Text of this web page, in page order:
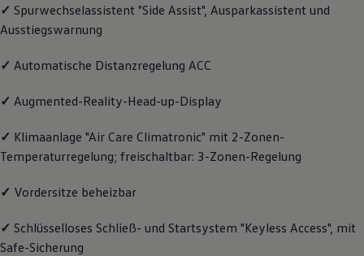
Updates für Software, Karten und Radio
Über Ihr Auto
Vorgängermodelle
Volkswagen Kundenbetreuung
Assistenzsysteme
Live Beratung
Magazin
Lifestyle
Familie
Elektromobilität
Pannen- und Unfallhilfe
Volkswagen Kundenbetreuung
✓ Spurwechselassistent "Side Assist", Ausparkassistent und
Ausstiegswarnung
✓ Automatische Distanzregelung ACC
✓ Augmented-Reality-Head-up-Display
✓ Klimaanlage "Air Care Climatronic" mit 2-Zonen-
Temperaturregelung; freischaltbar: 3-Zonen-Regelung
✓ Vordersitze beheizbar
✓ Schlüsselloses Schließ- und Startsystem "Keyless Access", mit
Safe-Sicherung